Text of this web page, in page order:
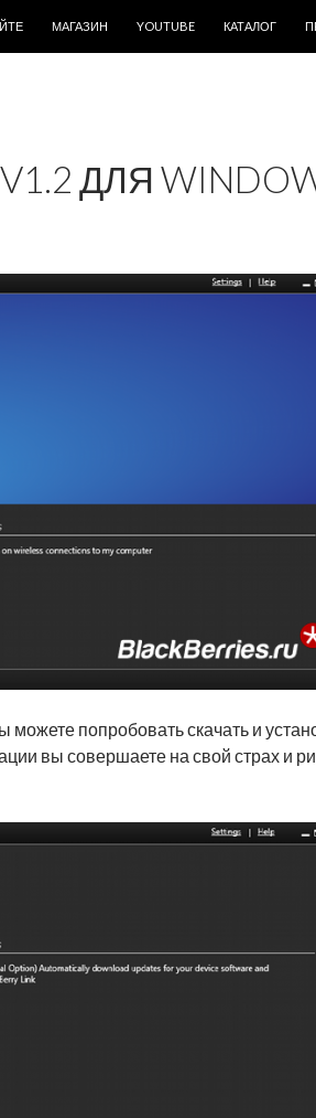
МАГАЗИН YOUTUBE КАТАЛОГ
ДЛЯ
можете попробовать скачать и
вы совершаете на свой страх и